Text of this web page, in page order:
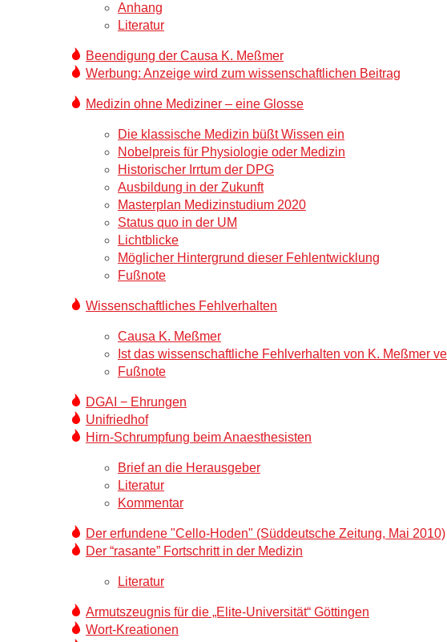
Anhang
Literatur
Beendigung der Causa K. Meßmer
Werbung: Anzeige wird zum wissenschaftlichen Beitrag
Medizin ohne Mediziner – eine Glosse
Die klassische Medizin büßt Wissen ein
Nobelpreis für Physiologie oder Medizin
Historischer Irrtum der DPG
Ausbildung in der Zukunft
Masterplan Medizinstudium 2020
Status quo in der UM
Lichtblicke
Möglicher Hintergrund dieser Fehlentwicklung
Fußnote
Wissenschaftliches Fehlverhalten
Causa K. Meßmer
Ist das wissenschaftliche Fehlverhalten von K. Meßmer
Fußnote
DGAI − Ehrungen
Unifriedhof
Hirn-Schrumpfung beim Anaesthesisten
Brief an die Herausgeber
Literatur
Kommentar
Der erfundene "Cello-Hoden" (Süddeutsche Zeitung, Mai 2010)
Der “rasante” Fortschritt in der Medizin
Literatur
Armutszeugnis für die „Elite-Universität“ Göttingen
Wort-Kreationen